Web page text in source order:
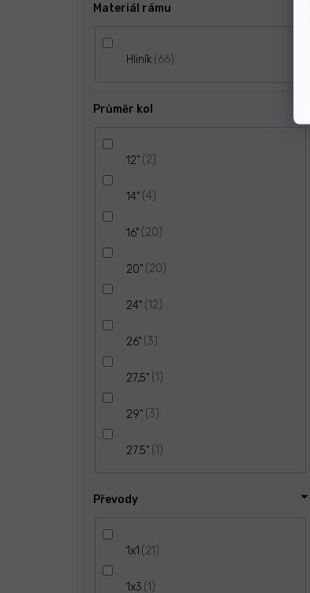
Materiál rámu
Hliník 66
Průměr kol
12" 2
14" 4
16" 20
20" 20
24" 12
26" 3
27,5" 1
29" 3
27.5" 1
Převody
1x1 21
1x3 1